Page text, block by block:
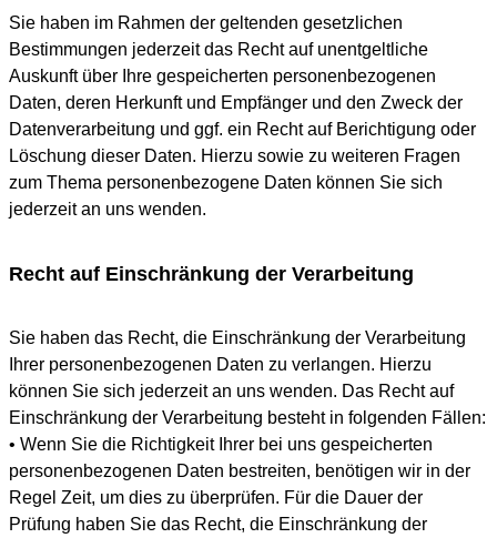
Sie haben im Rahmen der geltenden gesetzlichen
Bestimmungen jederzeit das Recht auf unentgeltliche
Auskunft über Ihre gespeicherten personenbezogenen
Daten, deren Herkunft und Empfänger und den Zweck der
Datenverarbeitung und ggf. ein Recht auf Berichtigung oder
Löschung dieser Daten. Hierzu sowie zu weiteren Fragen
zum Thema personenbezogene Daten können Sie sich
jederzeit an uns wenden.
Recht auf Einschränkung der Verarbeitung
Sie haben das Recht, die Einschränkung der Verarbeitung
Ihrer personenbezogenen Daten zu verlangen. Hierzu
können Sie sich jederzeit an uns wenden. Das Recht auf
Einschränkung der Verarbeitung besteht in folgenden Fällen:
• Wenn Sie die Richtigkeit Ihrer bei uns gespeicherten
personenbezogenen Daten bestreiten, benötigen wir in der
Regel Zeit, um dies zu überprüfen. Für die Dauer der
Prüfung haben Sie das Recht, die Einschränkung der